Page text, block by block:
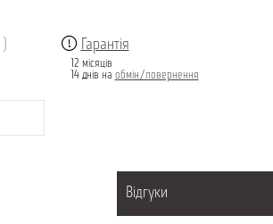
Гарантія
12 місяців
14 днів на обмін/повернення
Відгуки